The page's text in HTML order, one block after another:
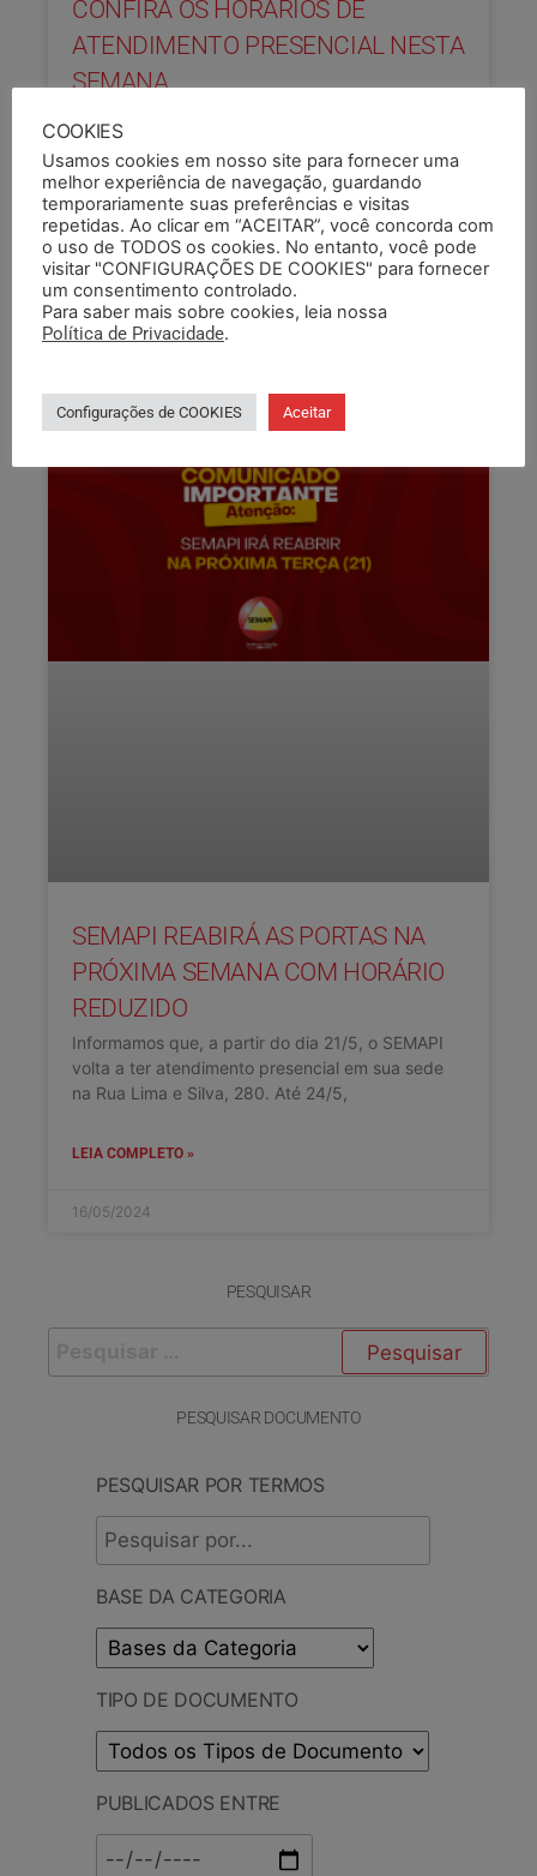
CONFIRA OS HORÁRIOS DE
ATENDIMENTO PRESENCIAL NESTA
SEMANA
maio, o Sindicato terá expediente presencial em
sua sede na Rua Lima e Silva, 280,
LEIA COMPLETO »
27/05/2024
SEMAPI REABIRÁ AS PORTAS NA
PRÓXIMA SEMANA COM HORÁRIO
REDUZIDO
Informamos que, a partir do dia 21/5, o SEMAPI
volta a ter atendimento presencial em sua sede
na Rua Lima e Silva, 280. Até 24/5,
LEIA COMPLETO »
16/05/2024
PESQUISAR
PESQUISAR DOCUMENTO
PESQUISAR POR TERMOS
BASE DA CATEGORIA
TIPO DE DOCUMENTO
PUBLICADOS ENTRE
COOKIES
Usamos cookies em nosso site para fornecer uma
melhor experiência de navegação, guardando
temporariamente suas preferências e visitas
repetidas. Ao clicar em “ACEITAR”, você concorda com
o uso de TODOS os cookies. No entanto, você pode
visitar "CONFIGURAÇÕES DE COOKIES" para fornecer
um consentimento controlado.
Para saber mais sobre cookies, leia nossa
Política de Privacidade.
Configurações de COOKIES Aceitar